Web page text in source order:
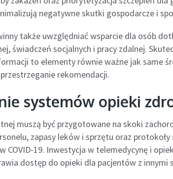
negatywne skutki gospodarcze i
także uwzględniać wsparcie dla osób
świadczeń socjalnych i pracy zdalnej.
to elementy równie ważne jak same
rekomendacji.
systemów opieki
muszą być przygotowane na skoki
zapasy leków i sprzętu oraz
COVID-19. Inwestycja w telemedycynę i
dostęp do opieki dla pacjentów z innymi